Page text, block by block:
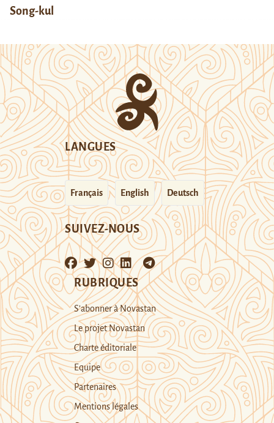
Song-kul
LANGUES
Français English Deutsch
SUIVEZ-NOUS
RUBRIQUES
S’abonner à Novastan
Le projet Novastan
Charte éditoriale
Equipe
Partenaires
Mentions légales